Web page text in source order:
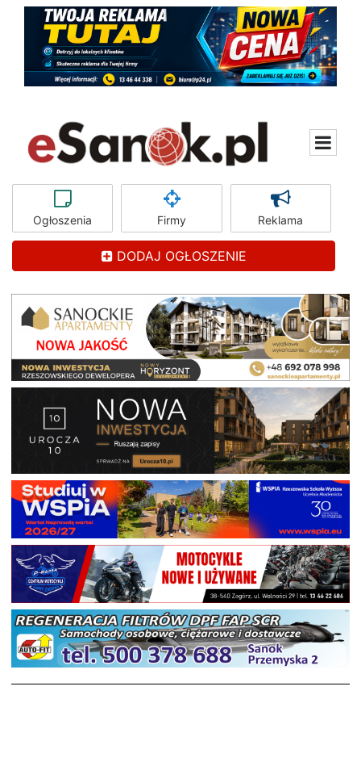
Ogłoszenia Firmy Reklama
DODAJ OGŁOSZENIE